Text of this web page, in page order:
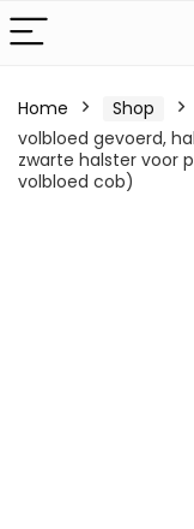
Home Shop
volbloed gevoerd,
zwarte halster voor
volbloed cob)